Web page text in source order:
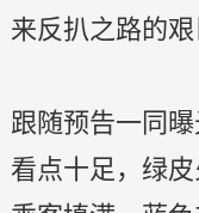
来反扒之路的艰
跟随预告一同
看点十足，绿